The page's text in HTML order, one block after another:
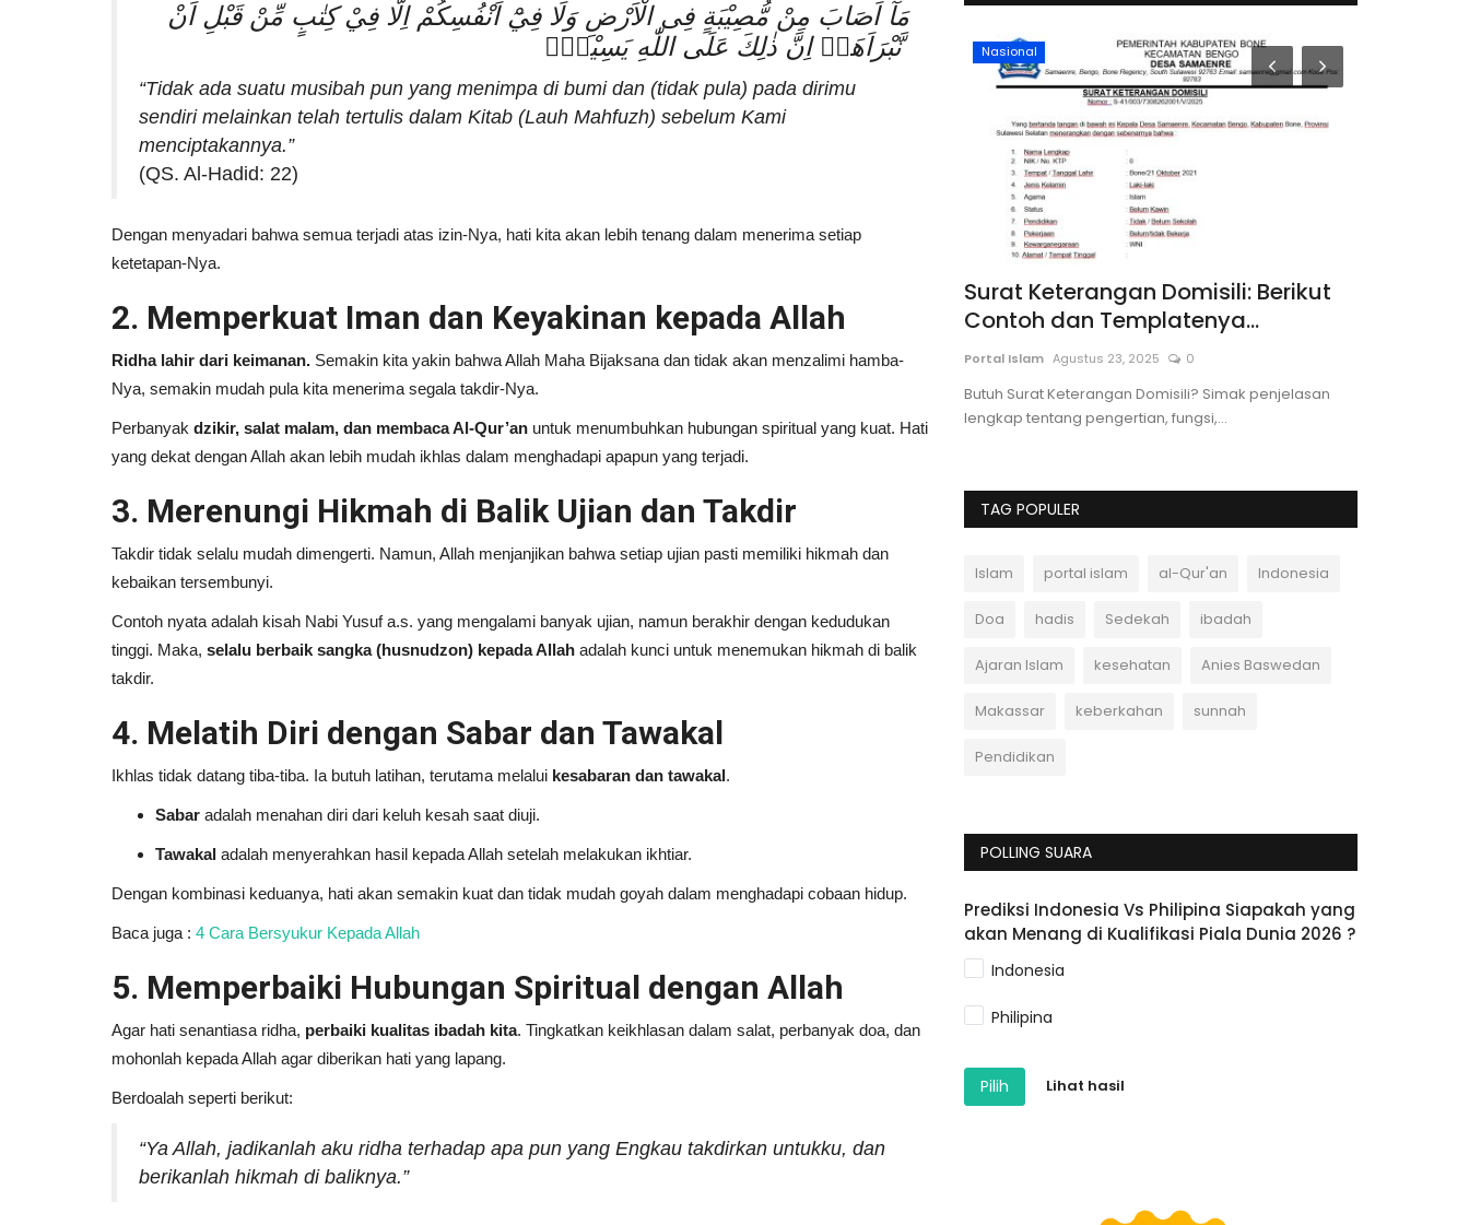
مَآ اَصَابَ مِنْ مُّصِيْبَةٍ فِى الْاَرْضِ وَلَا فِيْٓ اَنْفُسِكُمْ اِلَّا فِيْ كِتٰبٍ مِّنْ قَبْلِ اَنْ
نَّبْرَاَهَاۗ اِنَّ ذٰلِكَ عَلَى اللّٰهِ يَسِيْرٌۖ
“Tidak ada suatu musibah pun yang menimpa di bumi dan (tidak pula) pada dirimu
sendiri melainkan telah tertulis dalam Kitab (Lauh Mahfuzh) sebelum Kami
menciptakannya.”
(QS. Al-Hadid: 22)
Dengan menyadari bahwa semua terjadi atas izin-Nya, hati kita akan lebih tenang dalam menerima setiap
ketetapan-Nya.
2. Memperkuat Iman dan Keyakinan kepada Allah
Ridha lahir dari keimanan. Semakin kita yakin bahwa Allah Maha Bijaksana dan tidak akan menzalimi hamba-
Nya, semakin mudah pula kita menerima segala takdir-Nya.
Perbanyak dzikir, salat malam, dan membaca Al-Qur’an untuk menumbuhkan hubungan spiritual yang kuat. Hati
yang dekat dengan Allah akan lebih mudah ikhlas dalam menghadapi apapun yang terjadi.
3. Merenungi Hikmah di Balik Ujian dan Takdir
Takdir tidak selalu mudah dimengerti. Namun, Allah menjanjikan bahwa setiap ujian pasti memiliki hikmah dan
kebaikan tersembunyi.
Contoh nyata adalah kisah Nabi Yusuf a.s. yang mengalami banyak ujian, namun berakhir dengan kedudukan
tinggi. Maka, selalu berbaik sangka (husnudzon) kepada Allah adalah kunci untuk menemukan hikmah di balik
takdir.
4. Melatih Diri dengan Sabar dan Tawakal
Ikhlas tidak datang tiba-tiba. Ia butuh latihan, terutama melalui kesabaran dan tawakal .
Sabar adalah menahan diri dari keluh kesah saat diuji.
Tawakal adalah menyerahkan hasil kepada Allah setelah melakukan ikhtiar.
Dengan kombinasi keduanya, hati akan semakin kuat dan tidak mudah goyah dalam menghadapi cobaan hidup.
Baca juga : 4 Cara Bersyukur Kepada Allah
5. Memperbaiki Hubungan Spiritual dengan Allah
Agar hati senantiasa ridha, perbaiki kualitas ibadah kita. Tingkatkan keikhlasan dalam salat, perbanyak doa, dan
mohonlah kepada Allah agar diberikan hati yang lapang.
Berdoalah seperti berikut:
“Ya Allah, jadikanlah aku ridha terhadap apa pun yang Engkau takdirkan untukku, dan
berikanlah hikmah di baliknya.”
Ayat 5
Andi Ferdiawan November 4, 2024 0
Jelajahi makna Surah Al-Kahfi ayat 5 yang
mengingatkan kita tentang pentingnya berbicara...
Lifestyle
Kota Wisata Indonesia
Andi Ferdiawan Oktober 7, 2025 0
dan penginapan terbaik di berbagai...
Nasional
Surat Keterangan Domisili: Berikut
Contoh dan Templatenya...
Portal Islam Agustus 23, 2025 0
Butuh Surat Keterangan Domisili? Simak penjelasan
lengkap tentang pengertian, fungsi,...
TAG POPULER
Islam portal islam al-Qur'an Indonesia
Doa hadis Sedekah ibadah
Ajaran Islam kesehatan Anies Baswedan
Makassar keberkahan sunnah
Pendidikan
POLLING SUARA
Prediksi Indonesia Vs Philipina Siapakah yang
akan Menang di Kualifikasi Piala Dunia 2026 ?
Indonesia
Philipina
Pilih Lihat hasil